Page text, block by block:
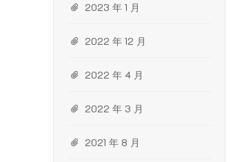
2023 年 1 月
2022 年 12 月
2022 年 4 月
2022 年 3 月
2021 年 8 月